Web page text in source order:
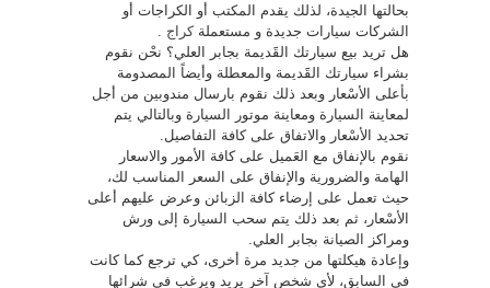
بحالتها الجيدة، لذلك يقدم المكتب أو الكراجات أو
الشركات سيارات جديدة و مستعملةكراج .
هل تريد بيع سيارتك القََديمة بجابر العلي؟ نحْن نقوم
بشراء سيارتك القََديمة والمعطلة وأيضاً المصدومة
بأعلى الأسْعار وبعد ذلك نقوم بارسال مندوبين من أجل
لمعاينة السيارة ومعاينة موتور السيارة وبالتالي يتم
تحديد الأسْعار والاتفاق على كافة التفاصيل.
نقوم بالإنفاق مع العَميل على كافة الأمور والاسعار
الهامة والضرورية والإنفاق على السعر المناسب لك،
حيث تعمل على إرضاء كافة الزبائن وعرض عليهم أعلى
الأسْعار، ثم بعد ذلك يتم سحب السيارة إلى ورش
ومراكز الصيانة بجابر العلي.
وإعادة هيكلتها من جديد مرة أخرى، كي ترجع كما كانت
في السابق، لأي شخص آخر يريد ويرغب في شرائها